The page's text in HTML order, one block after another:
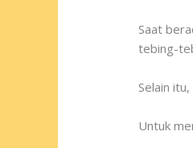
Saat
tebing-
Selain
Untuk